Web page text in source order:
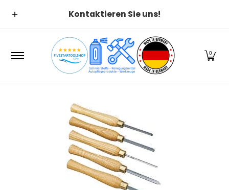
Zum Hauptinhalt springenKontaktieren Sie uns!
0
Zum Hauptinhalt springen